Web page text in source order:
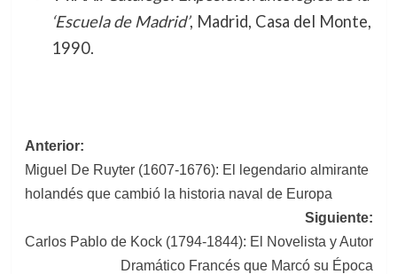
‘Escuela de Madrid’, Madrid, Casa del Monte,
1990.
Navegación
de
entradas
Anterior:
Miguel De Ruyter (1607-1676): El legendario almirante
holandés que cambió la historia naval de Europa
Siguiente:
Carlos Pablo de Kock (1794-1844): El Novelista y Autor
Dramático Francés que Marcó su Época